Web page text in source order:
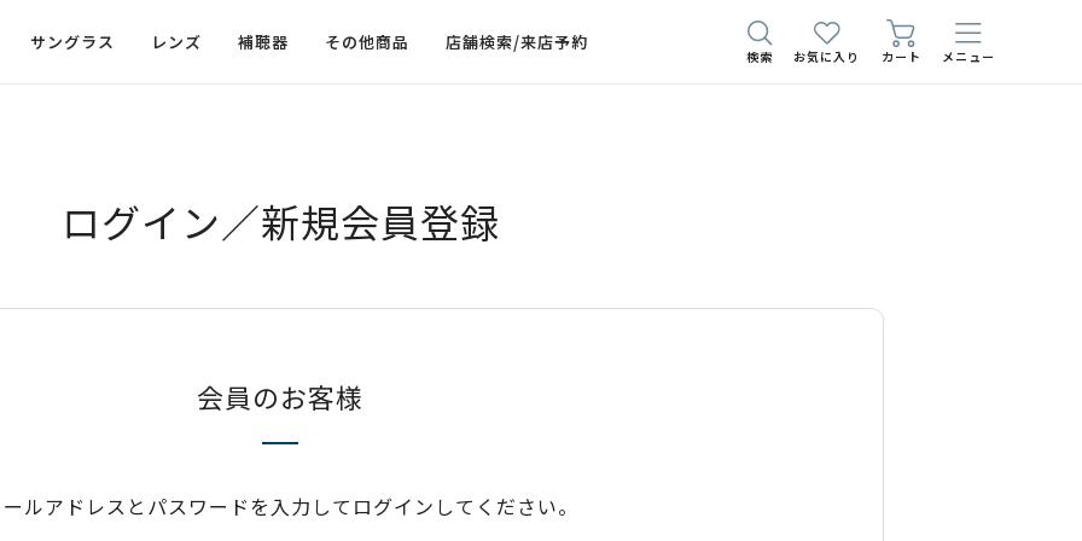
サングラス レンズ 補聴器 その他商品 店舗検索/来店予約
検索 お気に入り カート メニュー
ログイン／新規会員登録
会員のお客様
ルアドレスとパスワードを入力してログインしてください。